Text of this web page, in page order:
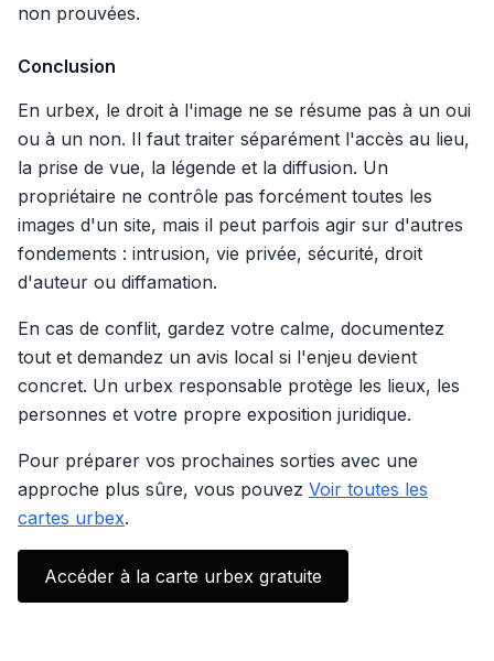
non prouvées.
Conclusion
En urbex, le droit à l'image ne se résume pas à un oui
ou à un non. Il faut traiter séparément l'accès au lieu,
la prise de vue, la légende et la diffusion. Un
propriétaire ne contrôle pas forcément toutes les
images d'un site, mais il peut parfois agir sur d'autres
fondements : intrusion, vie privée, sécurité, droit
d'auteur ou diffamation.
En cas de conflit, gardez votre calme, documentez
tout et demandez un avis local si l'enjeu devient
concret. Un urbex responsable protège les lieux, les
personnes et votre propre exposition juridique.
Pour préparer vos prochaines sorties avec une
approche plus sûre, vous pouvez Voir toutes les
cartes urbex.
Accéder à la carte urbex gratuite